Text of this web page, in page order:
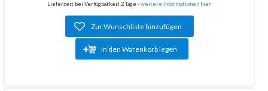
Lieferzeit bei Verfügbarkeit 2 Tage -weitere Informationen hier
Zur Wunschliste hinzufügen
In den Warenkorb legen